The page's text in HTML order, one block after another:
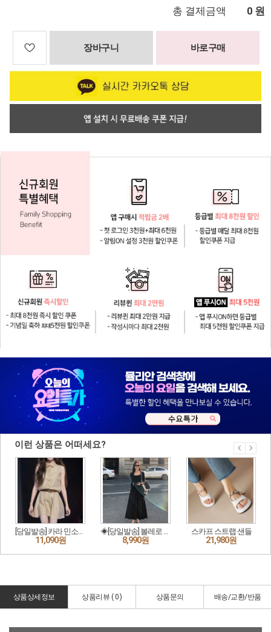
총 결제금액 0 원
장바구니 바로구매
상품상세정보 상품리뷰 (0) 상품문의 배송/교환/반품